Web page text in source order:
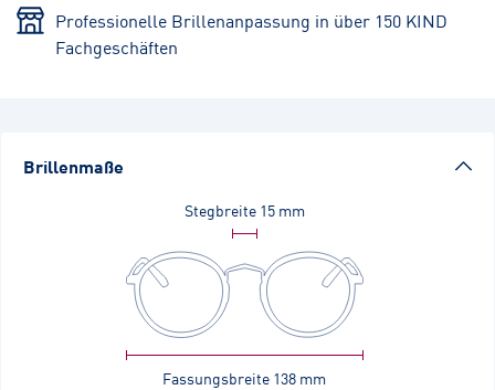
Professionelle Brillenanpassung in über 150 KIND
Fachgeschäften
Brillenmaße
Stegbreite 15 mm
Fassungsbreite 138 mm